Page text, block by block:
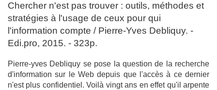
Chercher n'est pas trouver : outils, méthodes et
stratégies à l'usage de ceux pour qui
l'information compte / Pierre-Yves Debliquy. -
Edi.pro, 2015. - 323p.
Pierre-yves Debliquy se pose la question de la recherche
d'information sur le Web depuis que l'accès à ce dernier
n'est plus confidentiel. Voilà vingt ans en effet qu'il arpente